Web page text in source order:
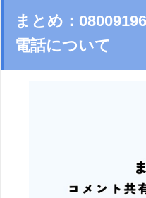
まとめ：
電話について